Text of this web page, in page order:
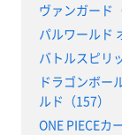
ヴァンガード
パルワールド
バトルスピリ
ドラゴンボー
ルド（157）
ONE PIECEカ